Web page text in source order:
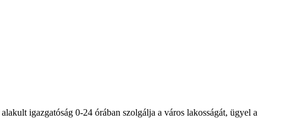
igazgatóság 0-24 órában szolgálja a város lakosságát, ügyel a